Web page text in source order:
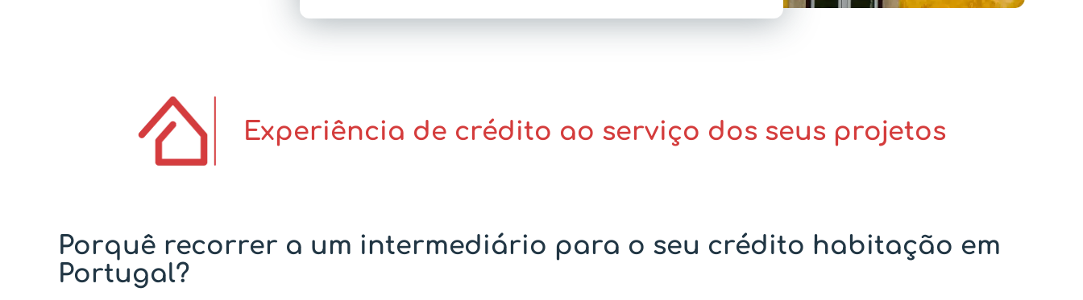
Experiência de crédito ao serviço dos seus projetos
Porquê recorrer a um intermediário para o seu crédito habitação em
Portugal?